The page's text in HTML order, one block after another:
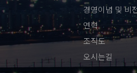
경영이념 및 비
연혁
조직도
오시는길